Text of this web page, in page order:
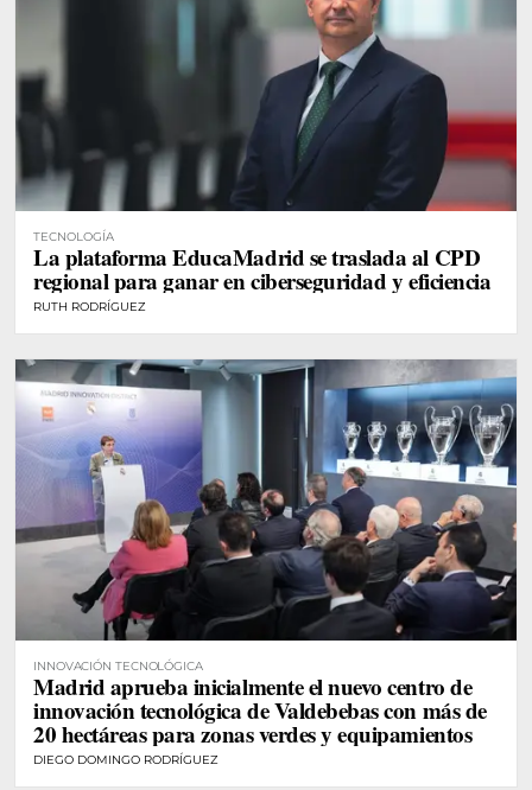
TECNOLOGÍA
La plataforma EducaMadrid se traslada al CPD
regional para ganar en ciberseguridad y eficiencia
RUTH RODRÍGUEZ
INNOVACIÓN TECNOLÓGICA
Madrid aprueba inicialmente el nuevo centro de
innovación tecnológica de Valdebebas con más de
20 hectáreas para zonas verdes y equipamientos
DIEGO DOMINGO RODRÍGUEZ